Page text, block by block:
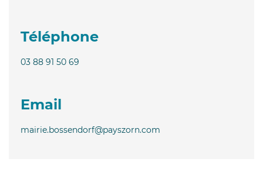
Téléphone
03 88 91 50 69
Email
mairie.bossendorf@payszorn.com